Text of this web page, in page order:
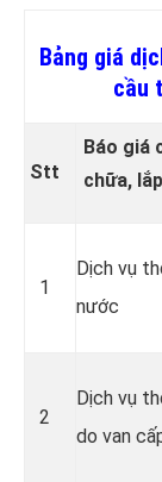
Bảng giá
cầu
Stt
Báo giá
chữa,
1
Dịch vụ
nước
2
Dịch vụ
do van